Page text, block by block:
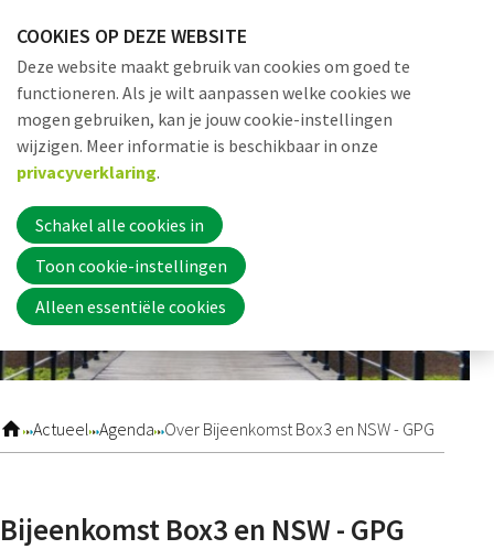
links
over
Jump
to
navigation
to
main
content
Actueel Agenda Over Bijeenkomst Box3 en NSW - GPG
Bijeenkomst Box3 en NSW - GPG
Word nu lid
Nieuwsbrief
COOKIES OP DEZE WEBSITE
Deze website maakt gebruik van cookies om goed te
functioneren. Als je wilt aanpassen welke cookies we
mogen gebruiken, kan je jouw cookie-instellingen
wijzigen. Meer informatie is beschikbaar in onze
privacyverklaring.
Schakel alle cookies in
Toon cookie-instellingen
Alleen essentiële cookies